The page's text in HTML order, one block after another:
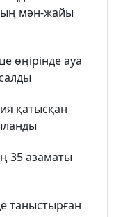
мән-жайы
өңірінде ауа
қатысқан
35 азаматы
таныстырған